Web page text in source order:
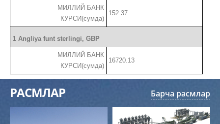
МИЛЛИЙ БАНК
КУРСИ(сумда)
152.37
1 Angliya funt sterlingi, GBP
МИЛЛИЙ БАНК
КУРСИ(сумда)
16720.13
РАСМЛАР Барча расмлар